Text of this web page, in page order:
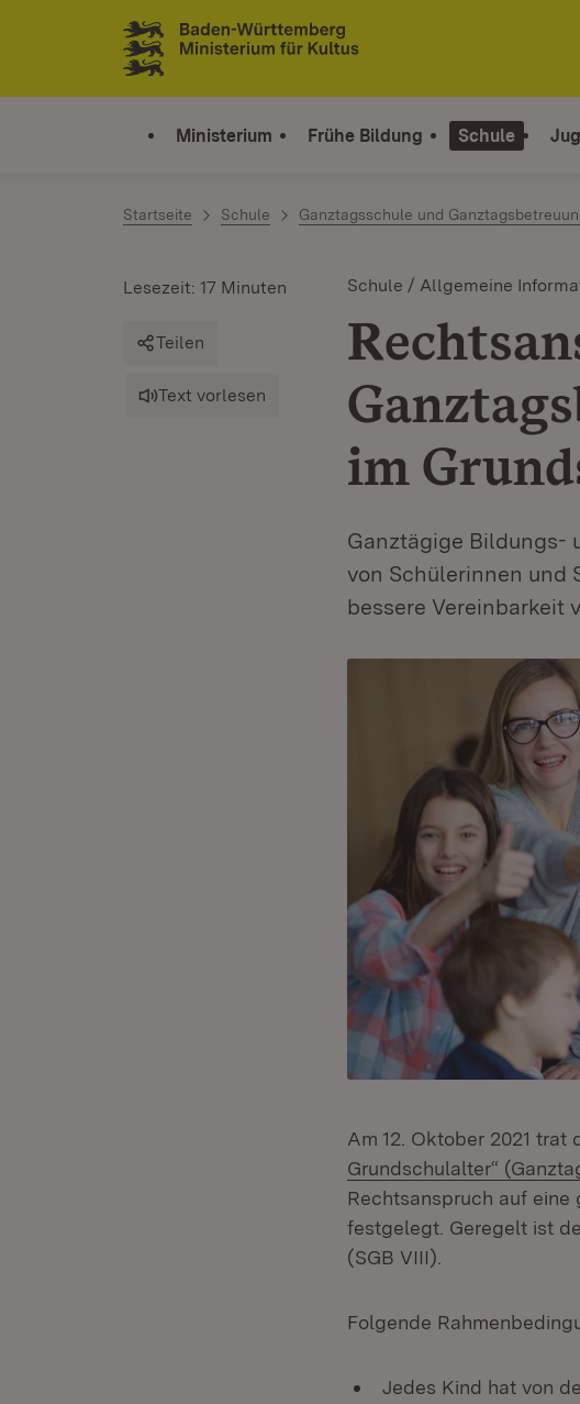
Zum Inhalt springen
Link zur Startseite
Ministerium Frühe Bildung Schule
Startseite Schule Ganztagsschule und
Schule / Allgemeine
im
Ganztägige Bildungs-
von Schülerinnen und
bessere Vereinbarkeit
Lesezeit: 17 Minuten
Teilen
Text vorlesen
Am 12. Oktober 2021 trat
Grundschulalter“
Rechtsanspruch auf
festgelegt. Geregelt ist
(SGB VIII).
Folgende
Jedes Kind hat von